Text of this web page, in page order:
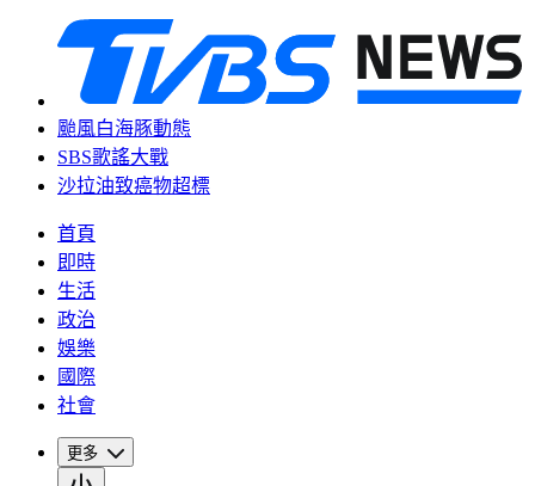
颱風白海豚動態
SBS歌謠大戰
沙拉油致癌物超標
首頁
即時
生活
政治
娛樂
國際
社會
更多